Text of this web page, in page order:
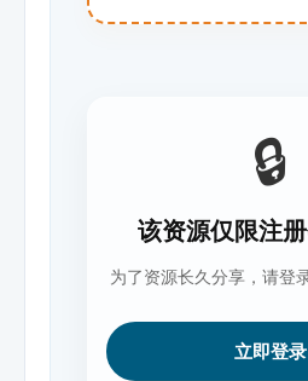
🔒
该资源仅限注
为了资源长久分享，请登
立即登录